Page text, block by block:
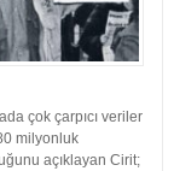
çok çarpıcı veriler
milyonluk
açıklayan Cirit;